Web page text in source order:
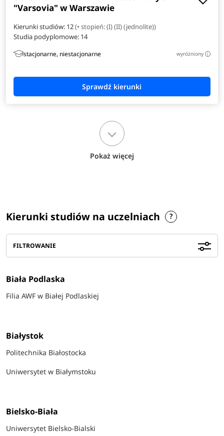
"Varsovia" w Warszawie
Kierunki studiów: 12(• stopień: (I) (II) (jednolite))
Studia podyplomowe: 14
stacjonarne, niestacjonarne wyróżniony i
Pokaż więcej
Kierunki studiów na uczelniach
FILTROWANIE
Biała Podlaska
Filia AWF w Białej Podlaskiej
Białystok
Politechnika Białostocka
Uniwersytet w Białymstoku
Bielsko-Biała
Uniwersytet Bielsko-Bialski